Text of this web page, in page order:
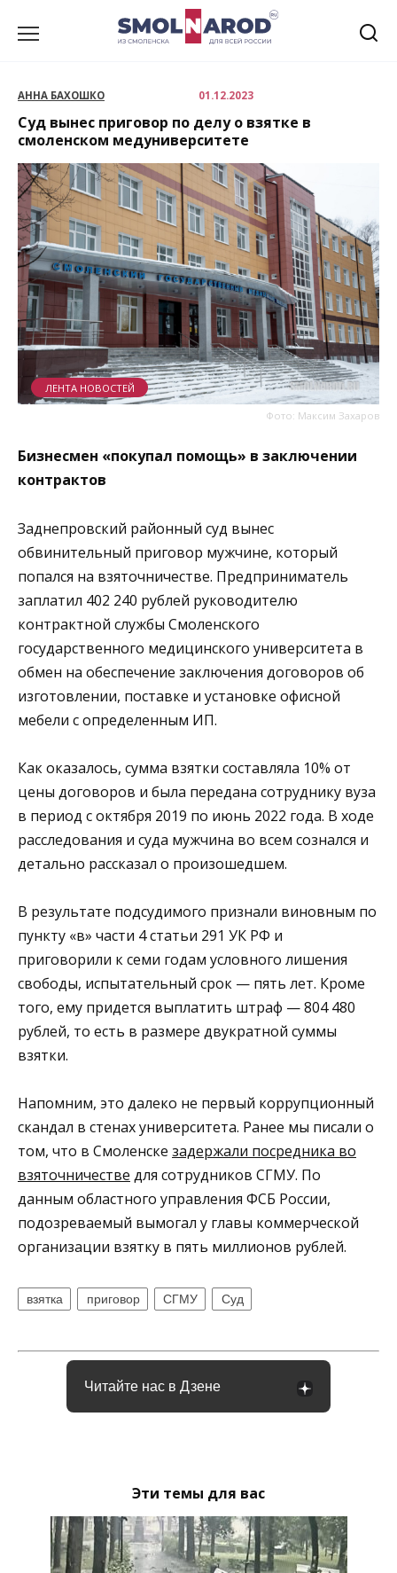
АННА БАХОШКО 01.12.2023
Суд вынес приговор по делу о взятке в
смоленском медуниверситете
Фото: Максим Захаров
ЛЕНТА НОВОСТЕЙ
Бизнесмен «покупал помощь» в заключении
контрактов
Заднепровский районный суд вынес
обвинительный приговор мужчине, который
попался на взяточничестве. Предприниматель
заплатил 402 240 рублей руководителю
контрактной службы Смоленского
государственного медицинского университета в
обмен на обеспечение заключения договоров об
изготовлении, поставке и установке офисной
мебели с определенным ИП.
Как оказалось, сумма взятки составляла 10% от
цены договоров и была передана сотруднику вуза
в период с октября 2019 по июнь 2022 года. В ходе
расследования и суда мужчина во всем сознался и
детально рассказал о произошедшем.
В результате подсудимого признали виновным по
пункту «в» части 4 статьи 291 УК РФ и
приговорили к семи годам условного лишения
свободы, испытательный срок — пять лет. Кроме
того, ему придется выплатить штраф — 804 480
рублей, то есть в размере двукратной суммы
взятки.
Напомним, это далеко не первый коррупционный
скандал в стенах университета. Ранее мы писали о
том, что в Смоленске задержали посредника во
взяточничестве для сотрудников СГМУ. По
данным областного управления ФСБ России,
подозреваемый вымогал у главы коммерческой
организации взятку в пять миллионов рублей.
взятка приговор СГМУ Суд
Читайте нас в Дзене
Эти темы для вас